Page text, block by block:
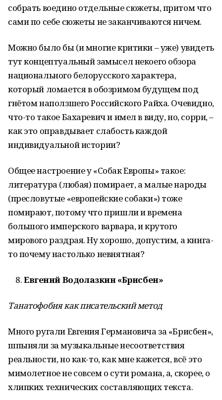
собрать воедино отдельные сюжеты, притом что
сами по себе сюжеты не заканчиваются ничем.
Можно было бы (и многие критики – уже) увидеть
тут концептуальный замысел некоего обзора
национального белорусского характера,
который ломается в обозримом будущем под
гнётом наползшего Российского Райха. Очевидно,
что-то такое Бахаревич и имел в виду, но, сорри, –
как это оправдывает слабость каждой
индивидуальной истории?
Общее настроение у «Собак Европы» такое:
литература (любая) помирает, а малые народы
(пресловутые «европейские собаки») тоже
помирают, потому что пришли и времена
большого имперского варвара, и крутого
мирового раздрая. Ну хорошо, допустим, а книга-
то почему настолько невнятная?
Евгений Водолазкин «Брисбен»
Танатофобия как писательский метод
Много ругали Евгения Германовича за «Брисбен»,
шпыняли за музыкальные несоответствия
реальности, но как-то, как мне кажется, всё это
мимолетное не совсем о сути романа, а, скорее, о
хлипких технических составляющих текста.